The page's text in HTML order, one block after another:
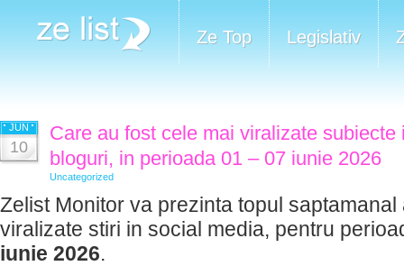
Ze Top Legislativ
JUN
10
Care au fost cele mai viralizate
bloguri, in perioada 01 – 07 iunie 2026
Uncategorized
Zelist Monitor va prezinta topul saptamanal
viralizate stiri in social media, pentru
iunie 2026.